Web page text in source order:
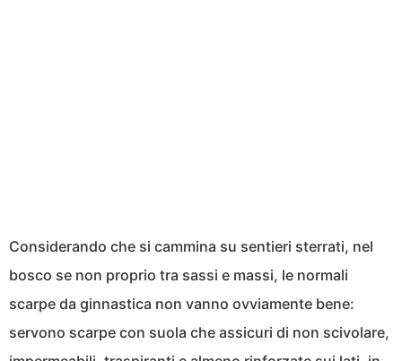
Considerando che si cammina su sentieri sterrati, nel
bosco se non proprio tra sassi e massi, le normali
scarpe da ginnastica non vanno ovviamente bene:
servono scarpe con suola che assicuri di non scivolare,